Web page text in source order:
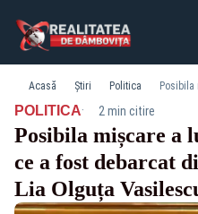
Acasă Știri Politica
POLITICA· 2 min citire
Posibila mișcare a
ce a fost debarcat
Lia Olguța